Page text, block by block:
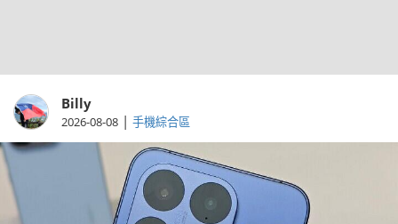
Billy
2026-08-08 | 手機綜合區